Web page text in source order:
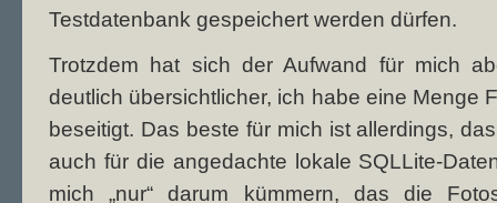
Testdatenbank gespeichert werden dürfen.
Trotzdem hat sich der Aufwand für mich
deutlich übersichtlicher, ich habe eine Menge
beseitigt. Das beste für mich ist allerdings,
auch für die angedachte lokale SQLLite-
mich „nur“ darum kümmern, das die